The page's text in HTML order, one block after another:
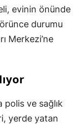
evinin önünde
durumu
Merkezi’ne
polis ve sağlık
yerde yatan